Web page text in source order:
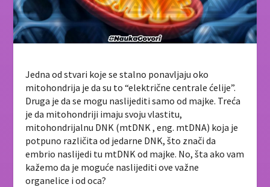
Jedna od stvari koje se stalno ponavljaju oko
mitohondrija je da su to “električne centrale ćelije”.
Druga je da se mogu naslijediti samo od majke. Treća
je da mitohondriji imaju svoju vlastitu,
mitohondrijalnu DNK (mtDNK , eng. mtDNA) koja je
potpuno različita od jedarne DNK, što znači da
embrio naslijedi tu mtDNK od majke. No, šta ako vam
kažemo da je moguće naslijediti ove važne
organelice i od oca?